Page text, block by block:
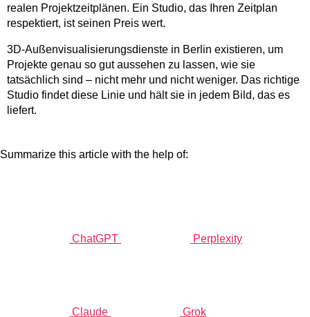
realen Projektzeitplänen. Ein Studio, das Ihren Zeitplan
respektiert, ist seinen Preis wert.
3D-Außenvisualisierungsdienste in Berlin existieren, um
Projekte genau so gut aussehen zu lassen, wie sie
tatsächlich sind – nicht mehr und nicht weniger. Das richtige
Studio findet diese Linie und hält sie in jedem Bild, das es
liefert.
Summarize this article with the help of:
ChatGPT Perplexity
Claude Grok